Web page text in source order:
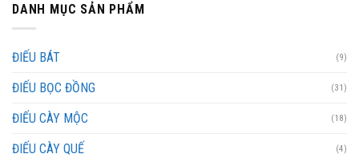
DANH MỤC SẢN PHẨM
ĐIẾU BÁT (9)
ĐIẾU BỌC ĐỒNG (31)
ĐIẾU CÀY MỘC (18)
ĐIẾU CÀY QUẾ (4)